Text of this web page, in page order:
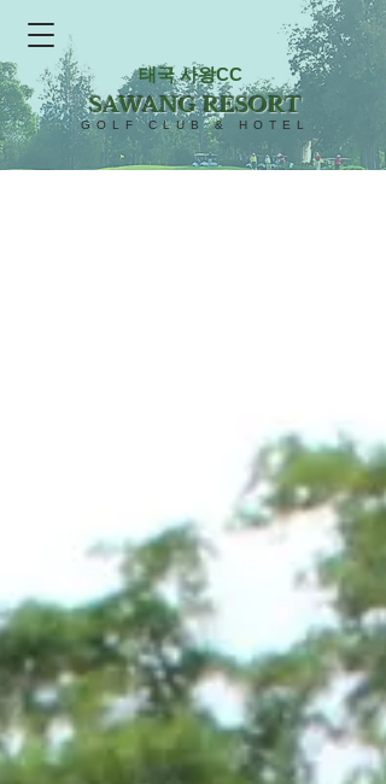
SAWANG RESORT
GOLF CLUB & HOTEL
태국 사왕CC